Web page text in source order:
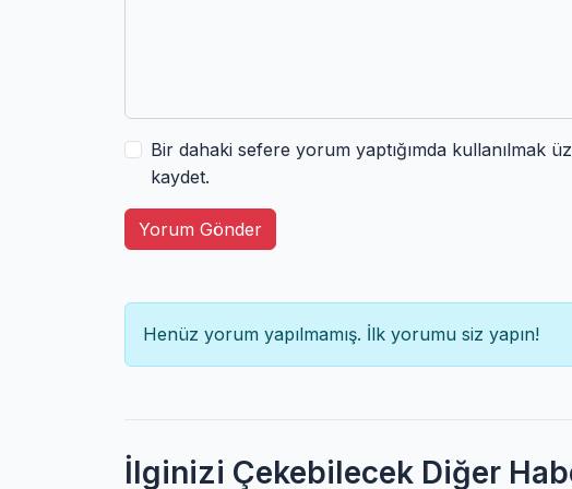
Bir dahaki sefere yorum yaptığımda kullanılmak
kaydet.
Yorum Gönder
Henüz yorum yapılmamış. İlk yorumu siz yapın!
İlginizi Çekebilecek Diğer